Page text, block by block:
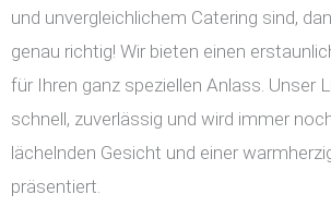
und unvergleichlichem Catering sind,
genau richtig! Wir bieten einen
für Ihren ganz speziellen Anlass. Unser
schnell, zuverlässig und wird immer
lächelnden Gesicht und einer
präsentiert.